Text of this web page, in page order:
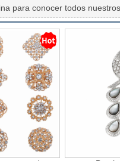
para conocer todos